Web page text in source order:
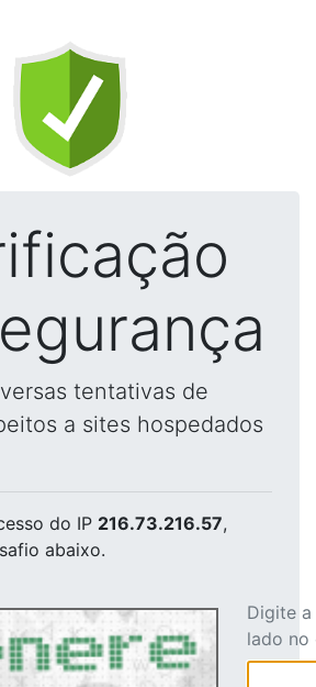
tentativas de
a sites hospedados
do IP 216.73.216.57,
abaixo.
Digite
lado no